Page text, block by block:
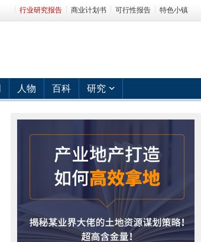
行业研究报告 商业计划书 可行性报告 特色小镇
人物 百科 研究